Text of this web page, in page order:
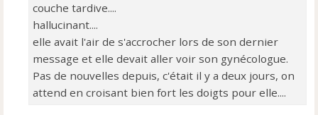
couche tardive....
hallucinant....
elle avait l'air de s'accrocher lors de son dernier
message et elle devait aller voir son gynécologue.
Pas de nouvelles depuis, c'était il y a deux jours, on
attend en croisant bien fort les doigts pour elle....